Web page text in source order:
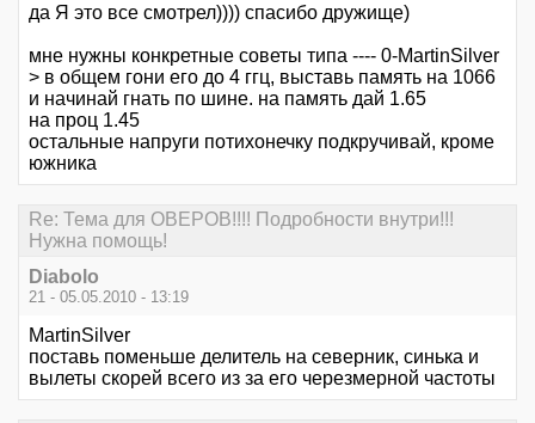
да Я это все смотрел)))) спасибо дружище)
мне нужны конкретные советы типа ---- 0-MartinSilver
> в общем гони его до 4 ггц, выставь память на 1066
и начинай гнать по шине. на память дай 1.65
на проц 1.45
остальные напруги потихонечку подкручивай, кроме
южника
Re: Тема для ОВЕРОВ!!!! Подробности внутри!!!
Нужна помощь!
Diabolo
21 - 05.05.2010 - 13:19
MartinSilver
поставь поменьше делитель на северник, синька и
вылеты скорей всего из за его черезмерной частоты